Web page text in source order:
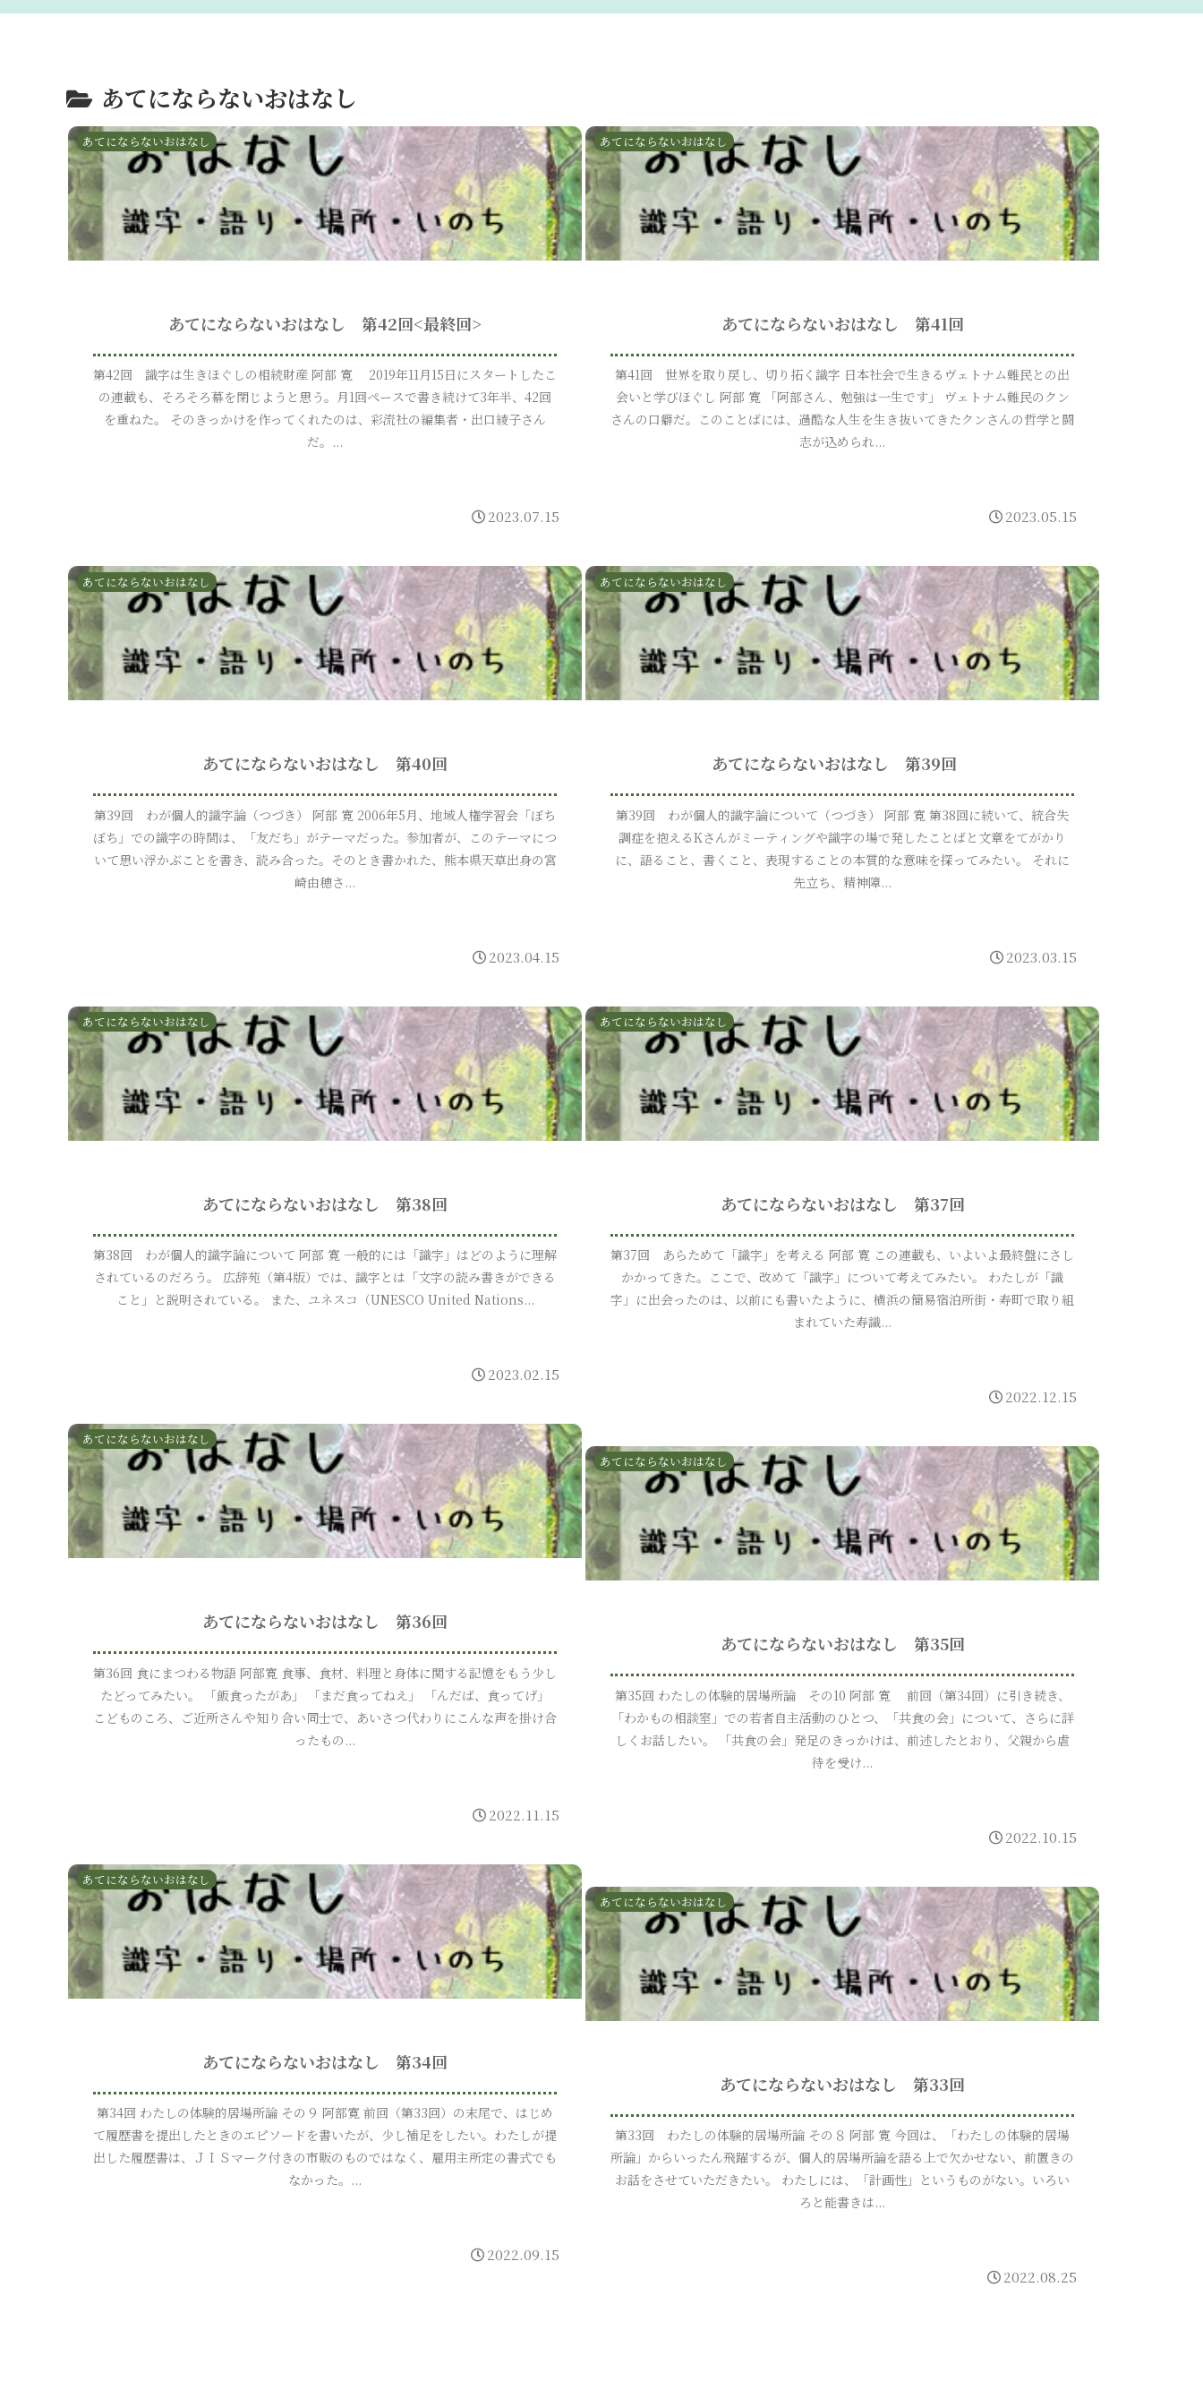
あてにならないおはなし
あてにならないおはなし
あてにならないおはなし 第42回<最終回>
第42回 識字は生きほぐしの相続財産 阿部 寛 2019年11月15日にスタートしたこ
の連載も、そろそろ幕を閉じようと思う。月1回ペースで書き続けて3年半、42回
を重ねた。 そのきっかけを作ってくれたのは、彩流社の編集者・出口綾子さん
だ。...
2023.07.15
あてにならないおはなし
あてにならないおはなし 第41回
第41回 世界を取り戻し、切り拓く識字 日本社会で生きるヴェトナム難民との出
会いと学びほぐし 阿部 寛 「阿部さん、勉強は一生です」 ヴェトナム難民のクン
さんの口癖だ。このことばには、過酷な人生を生き抜いてきたクンさんの哲学と闘
志が込められ...
2023.05.15
あてにならないおはなし
あてにならないおはなし 第40回
第39回 わが個人的識字論（つづき） 阿部 寛 2006年5月、地域人権学習会「ぼち
ぼち」での識字の時間は、「友だち」がテーマだった。参加者が、このテーマにつ
いて思い浮かぶことを書き、読み合った。そのとき書かれた、熊本県天草出身の宮
崎由穂さ...
2023.04.15
あてにならないおはなし
あてにならないおはなし 第39回
第39回 わが個人的識字論について（つづき） 阿部 寛 第38回に続いて、統合失
調症を抱えるKさんがミーティングや識字の場で発したことばと文章をてがかり
に、語ること、書くこと、表現することの本質的な意味を探ってみたい。 それに
先立ち、精神障...
2023.03.15
あてにならないおはなし
あてにならないおはなし 第38回
第38回 わが個人的識字論について 阿部 寛 一般的には「識字」はどのように理解
されているのだろう。 広辞苑（第4版）では、識字とは「文字の読み書きができる
こと」と説明されている。 また、ユネスコ（UNESCO United Nations...
2023.02.15
あてにならないおはなし
あてにならないおはなし 第37回
第37回 あらためて「識字」を考える 阿部 寛 この連載も、いよいよ最終盤にさし
かかってきた。ここで、改めて「識字」について考えてみたい。 わたしが「識
字」に出会ったのは、以前にも書いたように、横浜の簡易宿泊所街・寿町で取り組
まれていた寿識...
2022.12.15
あてにならないおはなし
あてにならないおはなし 第36回
第36回 食にまつわる物語 阿部寛 食事、食材、料理と身体に関する記憶をもう少し
たどってみたい。 「飯食ったがあ」 「まだ食ってねえ」 「んだば、食ってげ」
こどものころ、ご近所さんや知り合い同士で、あいさつ代わりにこんな声を掛け合
ったもの...
2022.11.15
あてにならないおはなし
あてにならないおはなし 第35回
第35回 わたしの体験的居場所論 その10 阿部 寛 前回（第34回）に引き続き、
「わかもの相談室」での若者自主活動のひとつ、「共食の会」について、さらに詳
しくお話したい。 「共食の会」発足のきっかけは、前述したとおり、父親から虐
待を受け...
2022.10.15
あてにならないおはなし
あてにならないおはなし 第34回
第34回 わたしの体験的居場所論 その９ 阿部寛 前回（第33回）の末尾で、はじめ
て履歴書を提出したときのエピソードを書いたが、少し補足をしたい。わたしが提
出した履歴書は、ＪＩＳマーク付きの市販のものではなく、雇用主所定の書式でも
なかった。...
2022.09.15
あてにならないおはなし
あてにならないおはなし 第33回
第33回 わたしの体験的居場所論 その８ 阿部 寛 今回は、「わたしの体験的居場
所論」からいったん飛躍するが、個人的居場所論を語る上で欠かせない、前置きの
お話をさせていただきたい。 わたしには、「計画性」というものがない。いろい
ろと能書きは...
2022.08.25